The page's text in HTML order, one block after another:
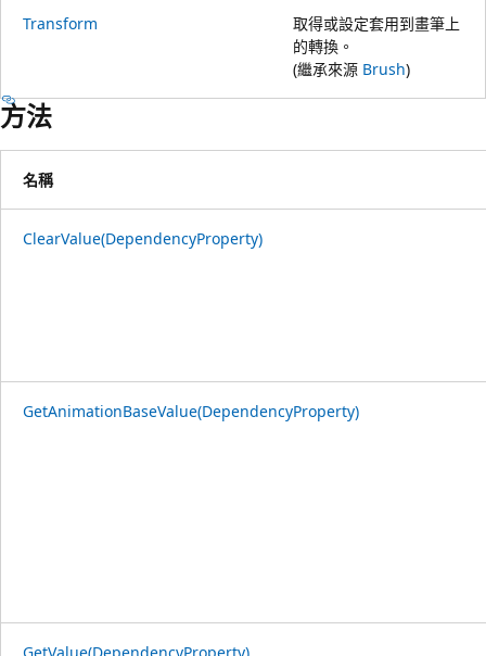
Transform
取得或設定套用到畫筆上
的轉換。
(繼承來源 Brush)
方法
名稱
ClearValue(DependencyProperty)
GetAnimationBaseValue(DependencyProperty)
GetValue(DependencyProperty)